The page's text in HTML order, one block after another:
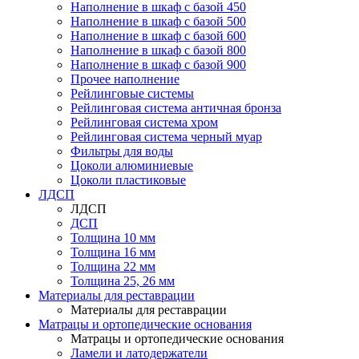
Наполнение в шкаф с базой 450
Наполнение в шкаф с базой 500
Наполнение в шкаф с базой 600
Наполнение в шкаф с базой 800
Наполнение в шкаф с базой 900
Прочее наполнение
Рейлинговые системы
Рейлинговая система античная бронза
Рейлинговая система хром
Рейлинговая система черный муар
Фильтры для воды
Цоколи алюминиевые
Цоколи пластиковые
ЛДСП
ЛДСП
ДСП
Толщина 10 мм
Толщина 16 мм
Толщина 22 мм
Толщина 25, 26 мм
Материалы для реставрации
Материалы для реставрации
Матрацы и ортопедические основания
Матрацы и ортопедические основания
Ламели и латодержатели